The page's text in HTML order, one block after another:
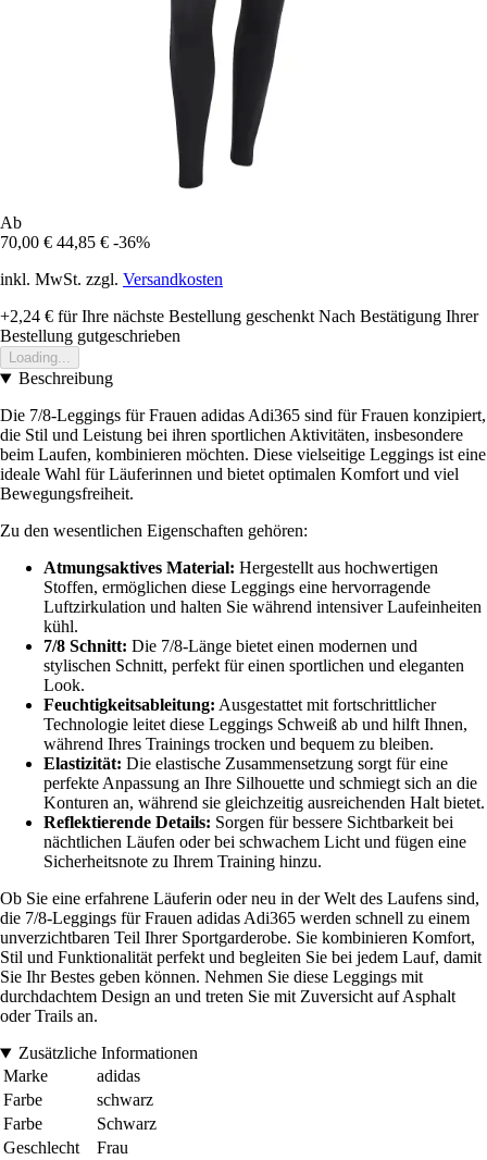
Ab
70,00 € 44,85 € -36%
inkl. MwSt. zzgl. Versandkosten
+2,24 € für Ihre nächste Bestellung geschenkt Nach Bestätigung Ihrer
Bestellung gutgeschrieben
Loading...
Beschreibung
Die 7/8-Leggings für Frauen adidas Adi365 sind für Frauen konzipiert,
die Stil und Leistung bei ihren sportlichen Aktivitäten, insbesondere
beim Laufen, kombinieren möchten. Diese vielseitige Leggings ist eine
ideale Wahl für Läuferinnen und bietet optimalen Komfort und viel
Bewegungsfreiheit.
Zu den wesentlichen Eigenschaften gehören:
Atmungsaktives Material: Hergestellt aus hochwertigen
Stoffen, ermöglichen diese Leggings eine hervorragende
Luftzirkulation und halten Sie während intensiver Laufeinheiten
kühl.
7/8 Schnitt: Die 7/8-Länge bietet einen modernen und
stylischen Schnitt, perfekt für einen sportlichen und eleganten
Look.
Feuchtigkeitsableitung: Ausgestattet mit fortschrittlicher
Technologie leitet diese Leggings Schweiß ab und hilft Ihnen,
während Ihres Trainings trocken und bequem zu bleiben.
Elastizität: Die elastische Zusammensetzung sorgt für eine
perfekte Anpassung an Ihre Silhouette und schmiegt sich an die
Konturen an, während sie gleichzeitig ausreichenden Halt bietet.
Reflektierende Details: Sorgen für bessere Sichtbarkeit bei
nächtlichen Läufen oder bei schwachem Licht und fügen eine
Sicherheitsnote zu Ihrem Training hinzu.
Ob Sie eine erfahrene Läuferin oder neu in der Welt des Laufens sind,
die 7/8-Leggings für Frauen adidas Adi365 werden schnell zu einem
unverzichtbaren Teil Ihrer Sportgarderobe. Sie kombinieren Komfort,
Stil und Funktionalität perfekt und begleiten Sie bei jedem Lauf, damit
Sie Ihr Bestes geben können. Nehmen Sie diese Leggings mit
durchdachtem Design an und treten Sie mit Zuversicht auf Asphalt
oder Trails an.
Zusätzliche Informationen
Marke
adidas
Farbe
schwarz
Farbe
Schwarz
Geschlecht
Frau